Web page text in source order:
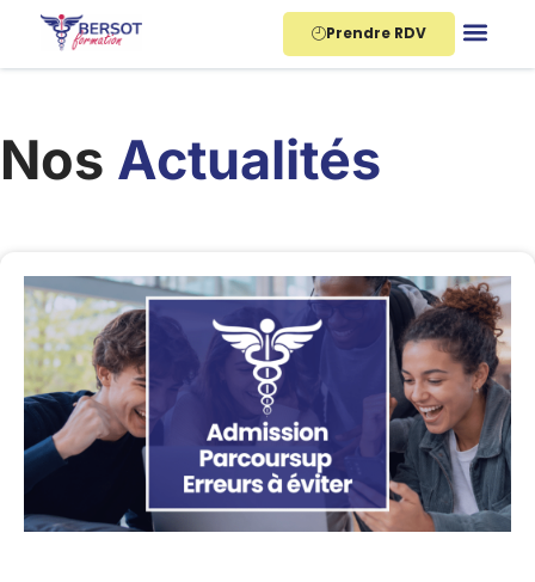
contenu
Prendre RDV
Nos Actualités